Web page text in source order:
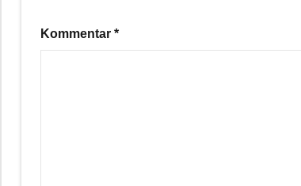
Kommentar *